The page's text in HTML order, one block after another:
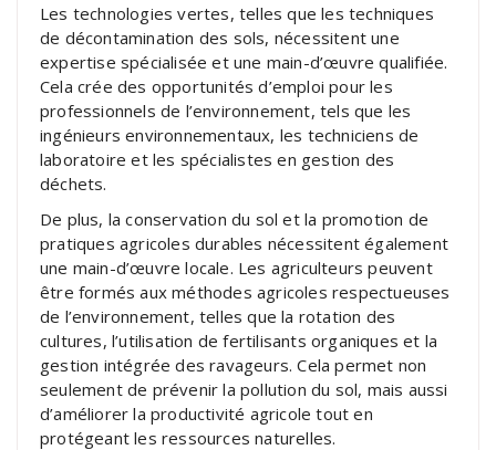
Les technologies vertes, telles que les techniques
de décontamination des sols, nécessitent une
expertise spécialisée et une main-d’œuvre qualifiée.
Cela crée des opportunités d’emploi pour les
professionnels de l’environnement, tels que les
ingénieurs environnementaux, les techniciens de
laboratoire et les spécialistes en gestion des
déchets.
De plus, la conservation du sol et la promotion de
pratiques agricoles durables nécessitent également
une main-d’œuvre locale. Les agriculteurs peuvent
être formés aux méthodes agricoles respectueuses
de l’environnement, telles que la rotation des
cultures, l’utilisation de fertilisants organiques et la
gestion intégrée des ravageurs. Cela permet non
seulement de prévenir la pollution du sol, mais aussi
d’améliorer la productivité agricole tout en
protégeant les ressources naturelles.